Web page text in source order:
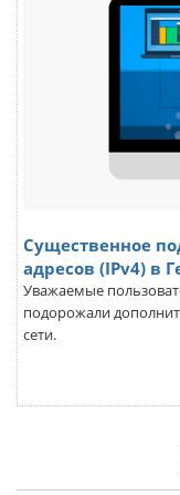
Существенное
адресов (IPv4) в
Уважаемые
подорожали
сети.